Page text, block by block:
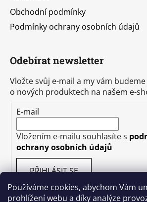
Používáme cookies, abychom Vám
prohlížení webu a díky analýze
Obchodní podmínky
Podmínky ochrany osobních údajů
Odebírat newsletter
Vložte svůj e-mail a my vám
o nových produktech na našem e-
E-mail
Vložením e-mailu souhlasíte s
ochrany osobních údajů
PŘIHLÁSIT SE